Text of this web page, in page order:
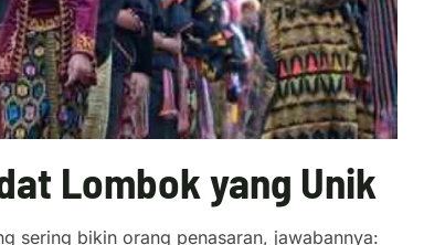
Lombok yang Unik
sering bikin orang penasaran, jawabannya: